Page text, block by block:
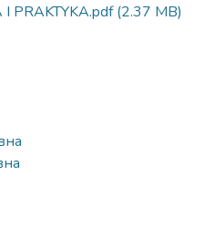
PRAKTYKA.pdf(2.37 MB)